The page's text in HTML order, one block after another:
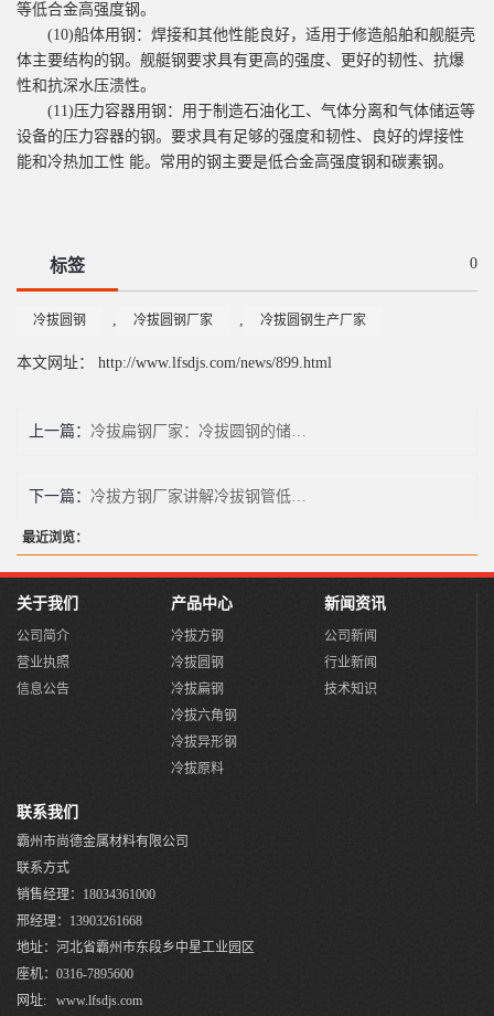
等低合金高强度钢。
(10)船体用钢：焊接和其他性能良好，适用于修造船舶和舰艇壳
体主要结构的钢。舰艇钢要求具有更高的强度、更好的韧性、抗爆
性和抗深水压溃性。
(11)压力容器用钢：用于制造石油化工、气体分离和气体储运等
设备的压力容器的钢。要求具有足够的强度和韧性、良好的焊接性
能和冷热加工性 能。常用的钢主要是低合金高强度钢和碳素钢。
标签 0
冷拔圆钢 , 冷拔圆钢厂家 , 冷拔圆钢生产厂家
本文网址： http://www.lfsdjs.com/news/899.html
上一篇： 冷拔扁钢厂家：冷拔圆钢的储存注意事项有哪些？
下一篇： 冷拔方钢厂家讲解冷拔钢管低温脆化的原因
最近浏览：
关于我们
公司简介
营业执照
信息公告
产品中心
冷拔方钢
冷拔圆钢
冷拔扁钢
冷拔六角钢
冷拔异形钢
冷拔原料
新闻资讯
公司新闻
行业新闻
技术知识
联系我们
霸州市尚德金属材料有限公司
联系方式
销售经理：18034361000
邢经理：13903261668
地址：河北省霸州市东段乡中星工业园区
座机：0316-7895600
网址: www.lfsdjs.com